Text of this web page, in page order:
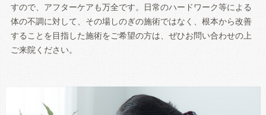
すので、アフターケアも万全です。日常のハードワーク等による
体の不調に対して、その場しのぎの施術ではなく、根本から改善
することを目指した施術をご希望の方は、ぜひお問い合わせの上
ご来院ください。